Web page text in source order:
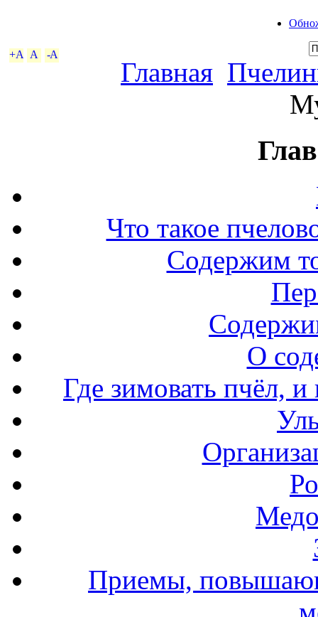
+A A -A
Главная
Что такое
Содержим
О
Где зимовать пчёл,
Приемы,